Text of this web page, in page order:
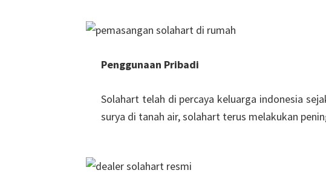
Penggunaan Pribadi
Solahart telah di percaya keluarga indonesia
surya di tanah air, solahart terus melakukan